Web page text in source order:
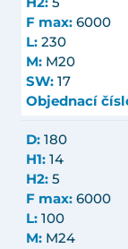
F max: 6000
L: 230
M: M20
SW: 17
Objednací
D: 180
H1: 14
H2: 5
F max: 6000
L: 100
M: M24